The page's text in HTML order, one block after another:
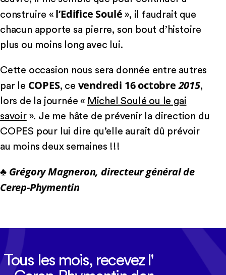
construire « l’Edifice Soulé », il faudrait que
chacun apporte sa pierre, son bout d’histoire
plus ou moins long avec lui.
Cette occasion nous sera donnée entre autres
par le COPES, ce vendredi 16 octobre2015,
lors de la journée « Michel Soulé ou le gai
savoir». Je me hâte de prévenir la direction du
COPES pour lui dire qu’elle aurait dû prévoir
au moins deux semaines !!!
♣ Grégory Magneron, directeur général de
Cerep-Phymentin
Tous les mois, recevez l'actualité